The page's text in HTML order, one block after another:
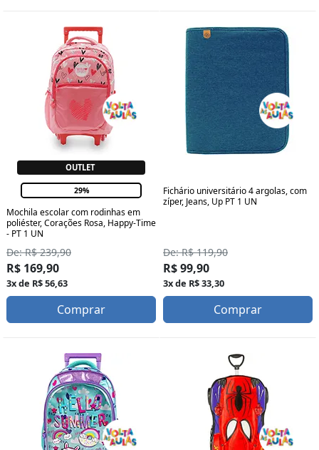
OUTLET
29%
Mochila escolar com rodinhas em
poliéster, Corações Rosa, Happy-Time
- PT 1 UN
De: R$ 239,90
R$ 169,90
3x de R$ 56,63
Comprar
Fichário universitário 4 argolas, com
zíper, Jeans, Up PT 1 UN
De: R$ 119,90
R$ 99,90
3x de R$ 33,30
Comprar